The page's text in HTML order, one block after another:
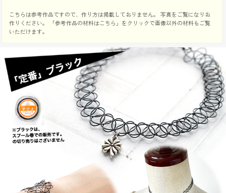
こちらは参考作品ですので、作り方は掲載しておりません。 写真をご覧になりお
作りください。 「参考作品の材料はこちら」をクリックで画像以外の材料もご覧
いただけます。